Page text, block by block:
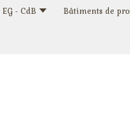
EG - CdB Bâtiments de pro